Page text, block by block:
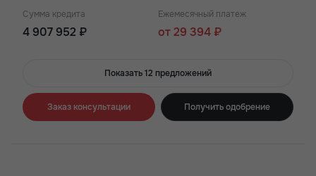
Сумма кредита
4 907 952 ₽
Ежемесячный платеж
от 29 394 ₽
Показать 12 предложений
Заказ консультации Получить одобрение